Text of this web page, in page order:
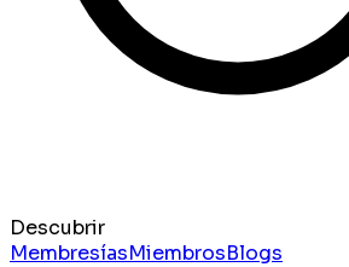
Descubrir
MembresíasMiembrosBlogs